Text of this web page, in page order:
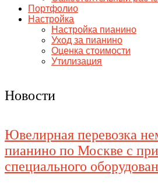
Портфолио
Настройка
Настройка пианино
Уход за пианино
Оценка стоимости
Утилизация
Новости
Ювелирная перевозка
пианино по Москве с
специального